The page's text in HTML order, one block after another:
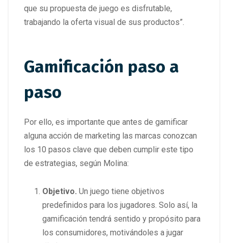
que su propuesta de juego es disfrutable,
trabajando la oferta visual de sus productos”.
Gamificación paso a
paso
Por ello, es importante que antes de gamificar
alguna acción de marketing las marcas conozcan
los 10 pasos clave que deben cumplir este tipo
de estrategias, según Molina:
Objetivo. Un juego tiene objetivos
predefinidos para los jugadores. Solo así, la
gamificación tendrá sentido y propósito para
los consumidores, motivándoles a jugar